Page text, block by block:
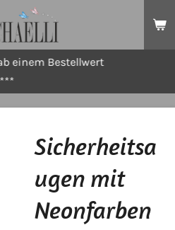
einem Bestellwert
Sicherheitsa
ugen mit
Neonfarben